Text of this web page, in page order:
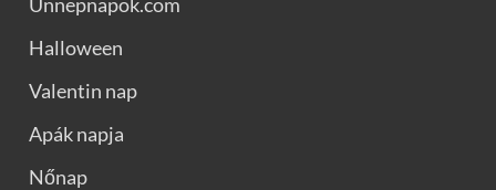
Ünnepnapok.com
Halloween
Valentin nap
Apák napja
Nőnap